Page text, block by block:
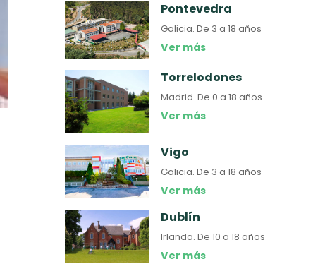
Pontevedra
Galicia.De 3 a 18 años
Ver más
Torrelodones
Madrid.De 0 a 18 años
Ver más
Vigo
Galicia.De 3 a 18 años
Ver más
Dublín
Irlanda.De 10 a 18 años
Ver más